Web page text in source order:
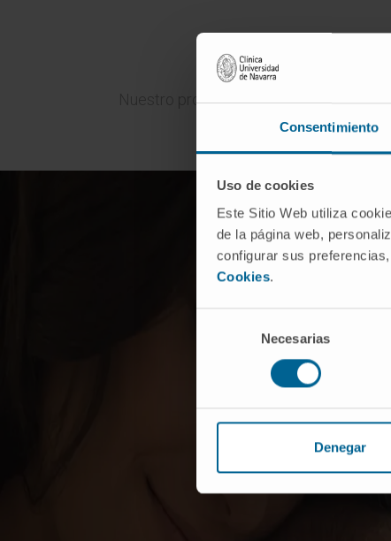
Consentimiento
Uso de cookies
Este Sitio Web utiliza
de la página web,
configurar sus
Cookies.
consentimiento
Necesarias
Denegar
Nuestro programa de aprendizaje